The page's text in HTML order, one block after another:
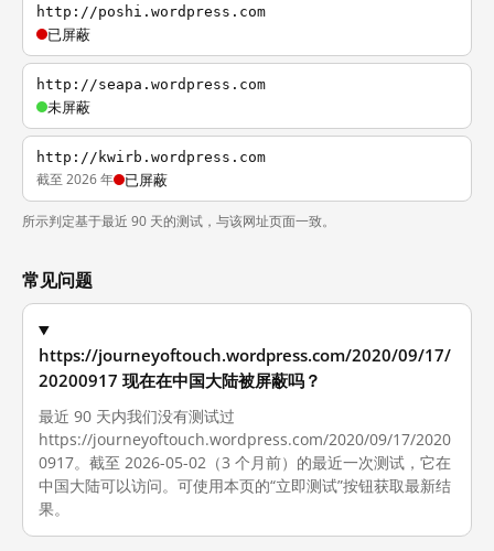
http://poshi.wordpress.com
已屏蔽
http://seapa.wordpress.com
未屏蔽
http://kwirb.wordpress.com
截至 2026 年 已屏蔽
所示判定基于最近 90 天的测试，与该网址页面一致。
常见问题
https://journeyoftouch.wordpress.com/2020/09/17/
20200917 现在在中国大陆被屏蔽吗？
最近 90 天内我们没有测试过
https://journeyoftouch.wordpress.com/2020/09/17/2020
0917。截至 2026-05-02（3 个月前）的最近一次测试，它在
中国大陆可以访问。可使用本页的“立即测试”按钮获取最新结
果。